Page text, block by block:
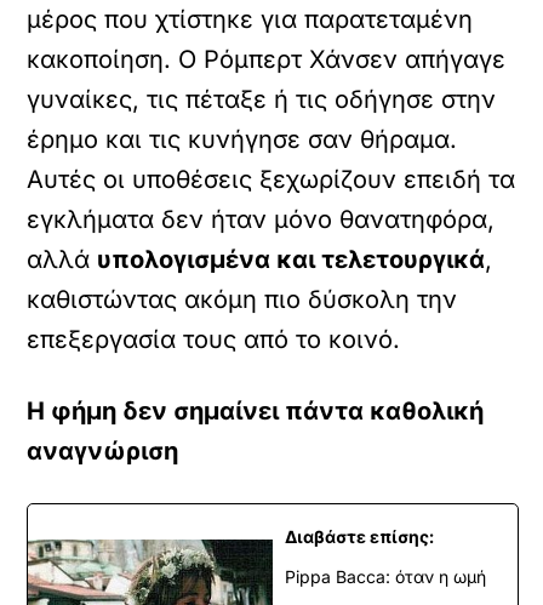
μέρος που χτίστηκε για παρατεταμένη
κακοποίηση. Ο Ρόμπερτ Χάνσεν απήγαγε
γυναίκες, τις πέταξε ή τις οδήγησε στην
έρημο και τις κυνήγησε σαν θήραμα.
Αυτές οι υποθέσεις ξεχωρίζουν επειδή τα
εγκλήματα δεν ήταν μόνο θανατηφόρα,
αλλά υπολογισμένα και τελετουργικά,
καθιστώντας ακόμη πιο δύσκολη την
επεξεργασία τους από το κοινό.
Η φήμη δεν σημαίνει πάντα καθολική
αναγνώριση
Διαβάστε επίσης:
Pippa Bacca: όταν η ωμή